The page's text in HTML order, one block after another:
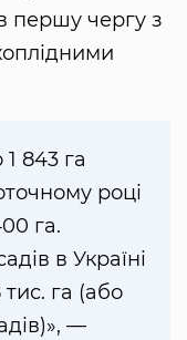
першу чергу з
843 га
році
га.
в Україні
га (або
—